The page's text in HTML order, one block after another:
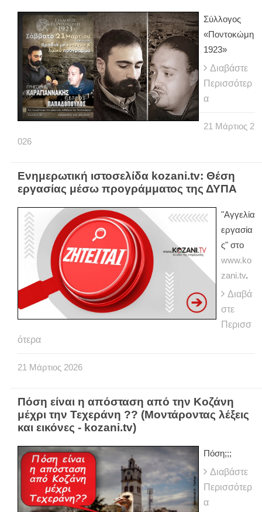
Σύλλογος
«Ποντοκώμη
1923»
Διαβάστε
Περισσότερ
α
21 Μάρτιος 2
026
Ενημερωτική ιστοσελίδα kozani.tv: Θέση
εργασίας μέσω προγράμματος της ΔΥΠΑ
"Αγγελία
εργασία
ς" στο
www.ko
zani.tv.
Διαβά
στε
Περισσ
ότερα
21 Μάρτιος 2026
Πόση είναι η απόσταση από την Κοζάνη
μέχρι την Τεχεράνη ?? (Μοντάροντας λέξεις
και εικόνες - kozani.tv)
Πόση;;;
Διαβάστε
Περισσότερ
α